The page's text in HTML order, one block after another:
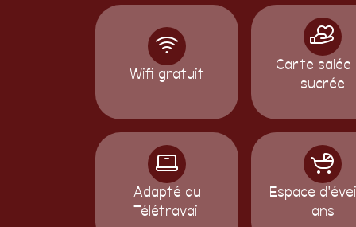
Wifi gratuit
Carte salée
sucrée
Adapté au
Télétravail
Espace
ans